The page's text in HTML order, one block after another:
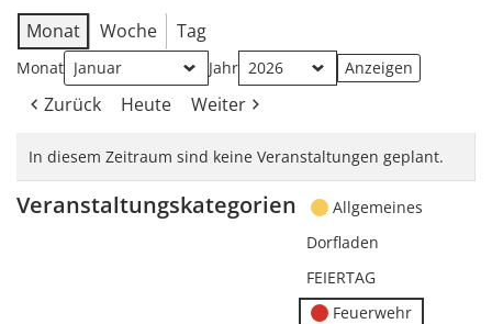
Monat Woche Tag
Monat Jahr
Zurück Heute Weiter
In diesem Zeitraum sind keine Veranstaltungen geplant.
Veranstaltungskategorien
Allgemeines
Dorfladen
FEIERTAG
Feuerwehr